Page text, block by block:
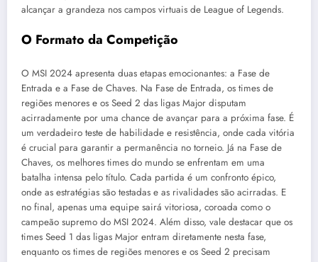
alcançar a grandeza nos campos virtuais de League of Legends.
O Formato da Competição
O MSI 2024 apresenta duas etapas emocionantes: a Fase de
Entrada e a Fase de Chaves. Na Fase de Entrada, os times de
regiões menores e os Seed 2 das ligas Major disputam
acirradamente por uma chance de avançar para a próxima fase. É
um verdadeiro teste de habilidade e resistência, onde cada vitória
é crucial para garantir a permanência no torneio. Já na Fase de
Chaves, os melhores times do mundo se enfrentam em uma
batalha intensa pelo título. Cada partida é um confronto épico,
onde as estratégias são testadas e as rivalidades são acirradas. E
no final, apenas uma equipe sairá vitoriosa, coroada como o
campeão supremo do MSI 2024. Além disso, vale destacar que os
times Seed 1 das ligas Major entram diretamente nesta fase,
enquanto os times de regiões menores e os Seed 2 precisam